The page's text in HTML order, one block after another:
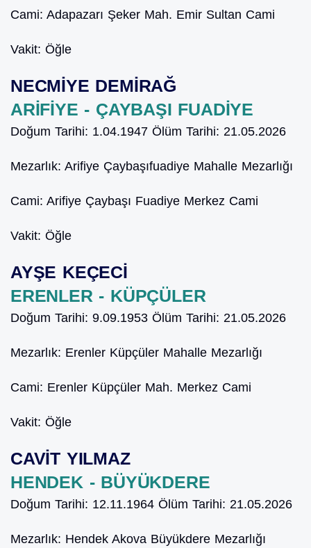
Cami: Adapazarı Şeker Mah. Emir Sultan Cami
Vakit: Öğle
NECMİYE DEMİRAĞ
ARİFİYE - ÇAYBAŞI FUADİYE
Doğum Tarihi: 1.04.1947 Ölüm Tarihi: 21.05.2026
Mezarlık: Arifiye Çaybaşıfuadiye Mahalle Mezarlığı
Cami: Arifiye Çaybaşı Fuadiye Merkez Cami
Vakit: Öğle
AYŞE KEÇECİ
ERENLER - KÜPÇÜLER
Doğum Tarihi: 9.09.1953 Ölüm Tarihi: 21.05.2026
Mezarlık: Erenler Küpçüler Mahalle Mezarlığı
Cami: Erenler Küpçüler Mah. Merkez Cami
Vakit: Öğle
CAVİT YILMAZ
HENDEK - BÜYÜKDERE
Doğum Tarihi: 12.11.1964 Ölüm Tarihi: 21.05.2026
Mezarlık: Hendek Akova Büyükdere Mezarlığı